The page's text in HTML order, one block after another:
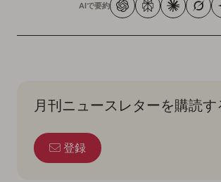
AIで要約
月刊ニュースレターを購読す
登録